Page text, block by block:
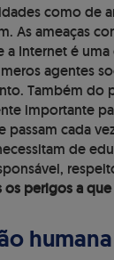
como de
As ameaças
a Internet é
agentes
Também do
importante
passam cada
de
os perigos a
humana